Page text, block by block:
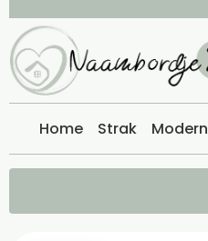
Home Strak Modern